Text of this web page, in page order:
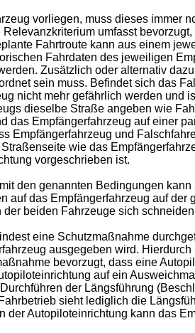
vorliegen, muss dieses immer
umfasst
Fahrtroute kann aus einem
Fahrdaten des jeweiligen
Zusätzlich oder alternativ
sein muss. Befindet sich das
nicht mehr gefährlich werden
dieselbe Straße angeben wie
das Empfängerfahrzeug auf einer
Empfängerfahrzeug und
wie das
vorgeschrieben ist.
den genannten Bedingungen
auf das Empfängerfahrzeug auf
beiden Fahrzeuge sich
eine Schutzmaßnahme
ausgegeben wird.
bevorzugt, dass eine
auf ein
der Längsführung
sieht lediglich die
der Autopiloteinrichtung kann das